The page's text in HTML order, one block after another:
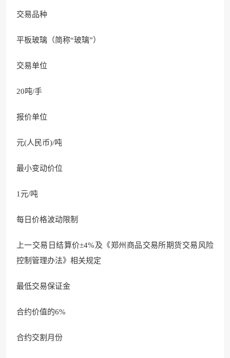
交易品种
平板玻璃（简称“玻璃”）
交易单位
20吨/手
报价单位
元(人民币)/吨
最小变动价位
1元/吨
每日价格波动限制
上一交易日结算价±4%及《郑州商品交易所期货交易风险
控制管理办法》相关规定
最低交易保证金
合约价值的6%
合约交割月份